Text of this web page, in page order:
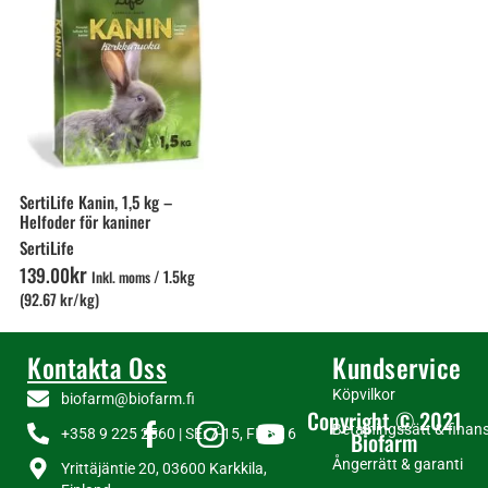
SertiLife Kanin, 1,5 kg –
Helfoder för kaniner
SertiLife
139.00kr Inkl. moms /1.5kg
(92.67 kr/kg)
Kontakta Oss
biofarm@biofarm.fi
+358 9 225 2560 | SE: 7-15, FI: 8-16
Yrittäjäntie 20, 03600 Karkkila,
Kundservice
Köpvilkor
Betalningssätt &
Ångerrätt & garanti
Copyright © 2021
Biofarm